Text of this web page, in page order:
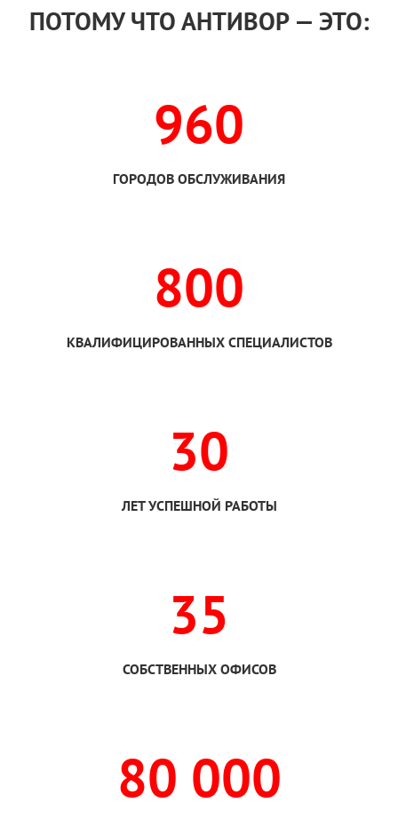
ПОТОМУ ЧТО АНТИВОР — ЭТО:
960
ГОРОДОВ ОБСЛУЖИВАНИЯ
800
КВАЛИФИЦИРОВАННЫХ СПЕЦИАЛИСТОВ
30
ЛЕТ УСПЕШНОЙ РАБОТЫ
35
СОБСТВЕННЫХ ОФИСОВ
80 000